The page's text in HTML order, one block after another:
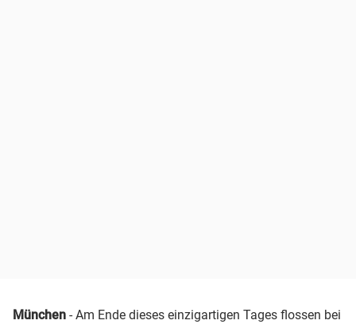
München - Am Ende dieses einzigartigen Tages flossen bei